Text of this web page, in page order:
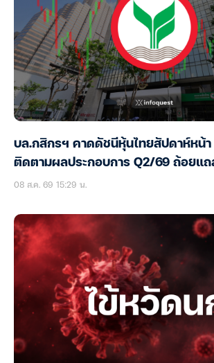
บล.กสิกรฯ คาดดัชนีหุ้นไทยสัปดาห์หน้า
ติดตามผลประกอบการ Q2/69 ถ้อยแถ
08 ส.ค. 69 15:29 น.